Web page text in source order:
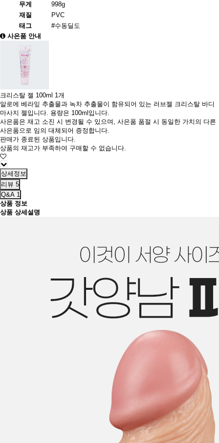
무게
998g
재질
PVC
태그
#수동딜도
사은품 안내
크리스탈 젤 100ml 1개
알로에 베라잎 추출물과 녹차 추출물이 함유되어 있는 러브젤 크리스탈 바디
마사지 젤입니다. 용량은 100ml입니다.
사은품은 재고 소진 시 변경될 수 있으며, 사은품 품절 시 동일한 가치의 다른
사은품으로 임의 대체되어 증정합니다.
판매가 종료된 상품입니다.
상품의 재고가 부족하여 구매할 수 없습니다.
상세정보
리뷰 5
Q&A 1
상품 정보
상품 상세설명